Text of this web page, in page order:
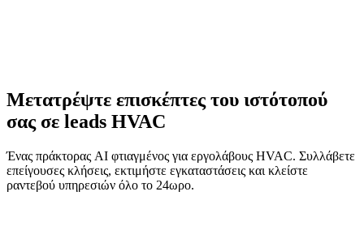
Μετατρέψτε επισκέπτες του ιστότοπού
σας σε leads HVAC
Ένας πράκτορας AI φτιαγμένος για εργολάβους HVAC. Συλλάβετε
επείγουσες κλήσεις, εκτιμήστε εγκαταστάσεις και κλείστε
ραντεβού υπηρεσιών όλο το 24ωρο.